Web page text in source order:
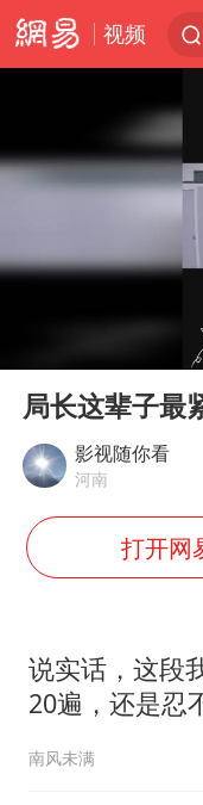
视频
Play
局长这辈子最
影视随你看
河南
打开网
说实话，这段
20遍，还是忍
南风未满